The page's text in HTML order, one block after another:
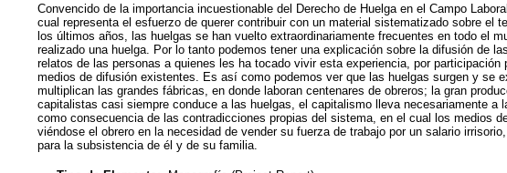
Convencido de la importancia incuestionable del Derecho de Huelga en el Campo
cual representa el esfuerzo de querer contribuir con un material sistematizado sobre el
los últimos años, las huelgas se han vuelto extraordinariamente frecuentes en todo el
realizado una huelga. Por lo tanto podemos tener una explicación sobre la difusión de
relatos de las personas a quienes les ha tocado vivir esta experiencia, por
medios de difusión existentes. Es así como podemos ver que las huelgas surgen y se
multiplican las grandes fábricas, en donde laboran centenares de obreros; la gran
capitalistas casi siempre conduce a las huelgas, el capitalismo lleva necesariamente a
como consecuencia de las contradicciones propias del sistema, en el cual los medios
viéndose el obrero en la necesidad de vender su fuerza de trabajo por un salario
para la subsistencia de él y de su familia.